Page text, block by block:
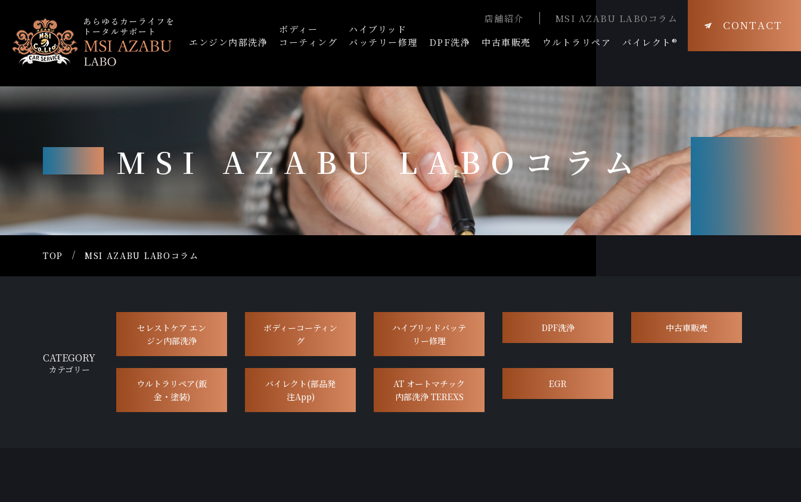
店舗紹介
MSI AZABU LABOコラム
エンジン内部洗浄
ボディー
コーティング
ハイブリッド
バッテリー修理
DPF洗浄 中古車販売 ウルトラリペア バイレクト®
CONTACT
MSI AZABU LABOコラム
TOP MSI AZABU LABOコラム
CATEGORY
カテゴリー
セレストケア エン
ジン内部洗浄
ボディーコーティン
グ
ハイブリッドバッテ
リー修理
DPF洗浄 中古車販売
ウルトラリペア(鈑
金・塗装)
バイレクト(部品発
注App)
AT オートマチック
内部洗浄 TEREXS
EGR